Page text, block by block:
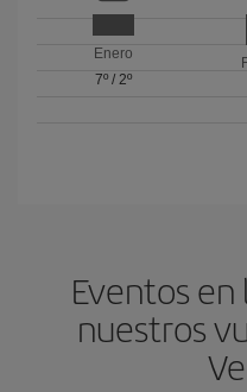
Enero
7º/ 2º
Eventos
nuestros